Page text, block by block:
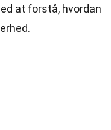
at forstå, hvordan